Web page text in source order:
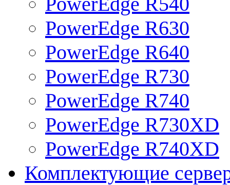
PowerEdge R630
PowerEdge R640
PowerEdge R730
PowerEdge R740
PowerEdge R730XD
PowerEdge R740XD
Комплектующие